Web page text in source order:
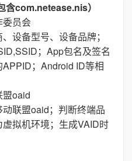
含com.netease.nis）
委员会
设备型号、设备品牌；
；App包名及签名
；Android ID等相
盟oaid
联盟oaid；判断终端品
拟机环境；生成VAID时